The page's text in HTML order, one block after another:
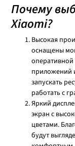
Почему
Xiaomi?
Высокая
оснащены
оперативной
приложений
запускать
работать с
Яркий
экран с
цветами.
будут